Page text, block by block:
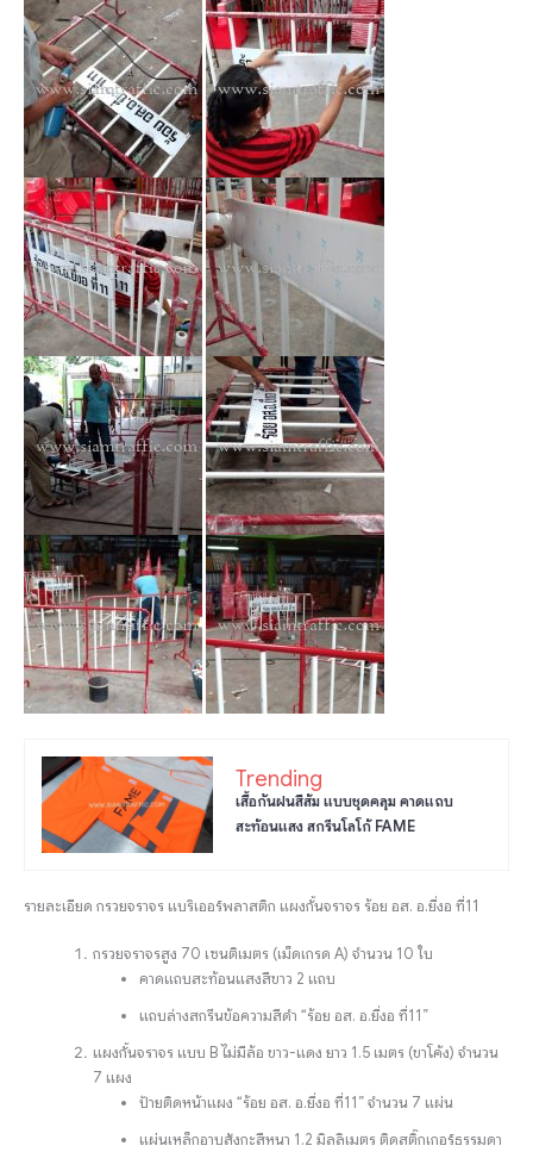
Trending
เสื้อกันฝนสีส้ม แบบชุดคลุม คาดแถบ
สะท้อนแสง สกรีนโลโก้ FAME
รายละเอียด กรวยจราจร แบริเออร์พลาสติก แผงกั้นจราจร ร้อย อส. อ.ยี่งอ ที่11
กรวยจราจรสูง 70 เซนติเมตร (เม็ดเกรด A) จำนวน 10 ใบ
คาดแถบสะท้อนแสงสีขาว 2 แถบ
แถบล่างสกรีนข้อความสีดำ “ร้อย อส. อ.ยี่งอ ที่11”
แผงกั้นจราจร แบบ B ไม่มีล้อ ขาว-แดง ยาว 1.5 เมตร (ขาโค้ง) จำนวน
7 แผง
ป้ายติดหน้าแผง “ร้อย อส. อ.ยี่งอ ที่11” จำนวน 7 แผ่น
แผ่นเหล็กอาบสังกะสีหนา 1.2 มิลลิเมตร ติดสติ๊กเกอร์ธรรมดา